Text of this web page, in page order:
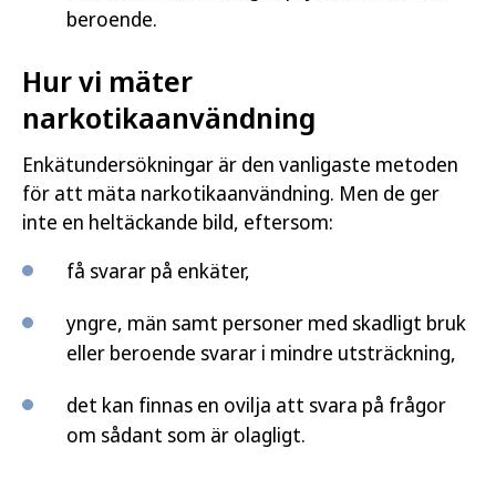
beroende.
Hur vi mäter
narkotikaanvändning
Enkätundersökningar är den vanligaste metoden
för att mäta narkotikaanvändning. Men de ger
inte en heltäckande bild, eftersom:
få svarar på enkäter,
yngre, män samt personer med skadligt bruk
eller beroende svarar i mindre utsträckning,
det kan finnas en ovilja att svara på frågor
om sådant som är olagligt.